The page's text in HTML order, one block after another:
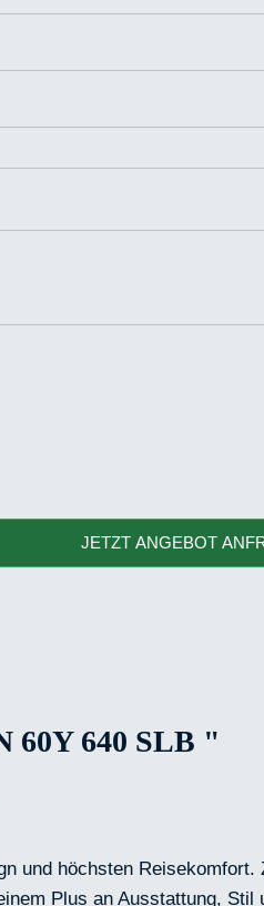
JETZT ANGEBOT
640 SLB "
und höchsten
Plus an Ausstattung, Stil